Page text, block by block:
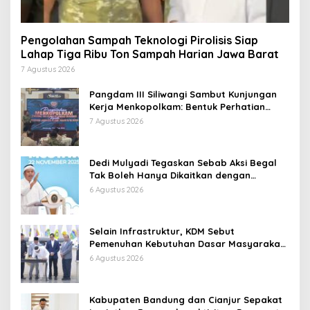
Pengolahan Sampah Teknologi Pirolisis Siap
Lahap Tiga Ribu Ton Sampah Harian Jawa Barat
7 Agustus 2026
Pangdam III Siliwangi Sambut Kunjungan
Kerja Menkopolkam: Bentuk Perhatian
Pemerintah
7 Agustus 2026
Dedi Mulyadi Tegaskan Sebab Aksi Begal
Tak Boleh Hanya Dikaitkan dengan
Ekonomi
6 Agustus 2026
Selain Infrastruktur, KDM Sebut
Pemenuhan Kebutuhan Dasar Masyarakat
Jadi Fokus APBD Jabar 2027
6 Agustus 2026
Kabupaten Bandung dan Cianjur Sepakat